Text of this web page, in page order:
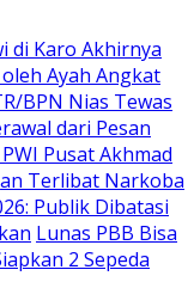
di Karo Akhirnya
Ayah Angkat
BPN Nias Tewas
dari Pesan
Pusat Akhmad
Terlibat Narkoba
Publik Dibatasi
Lunas PBB Bisa
2 Sepeda